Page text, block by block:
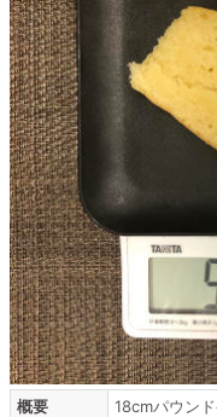
概要
18cmパウン